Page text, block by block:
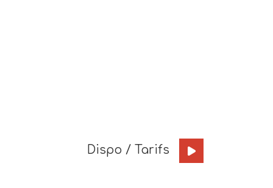
Dispo / Tarifs